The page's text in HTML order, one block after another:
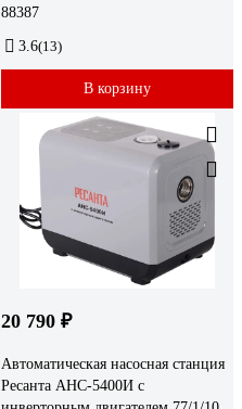
88387
3.6(13)
В корзину
20 790 ₽
Автоматическая насосная станция
Ресанта АНС-5400И с